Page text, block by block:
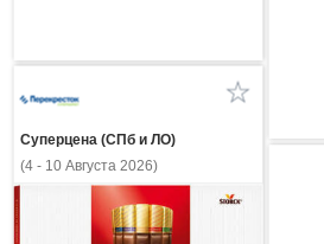
Суперцена (СПб и ЛО)
(4 - 10 Августа 2026)